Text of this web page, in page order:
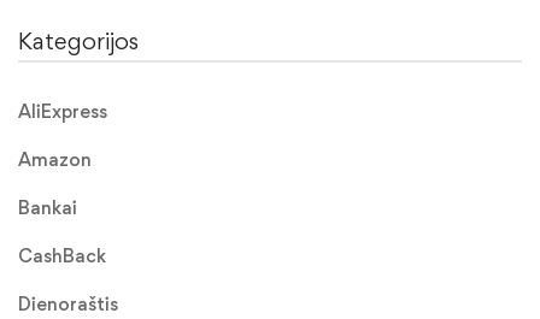
Kategorijos
AliExpress
Amazon
Bankai
CashBack
Dienoraštis